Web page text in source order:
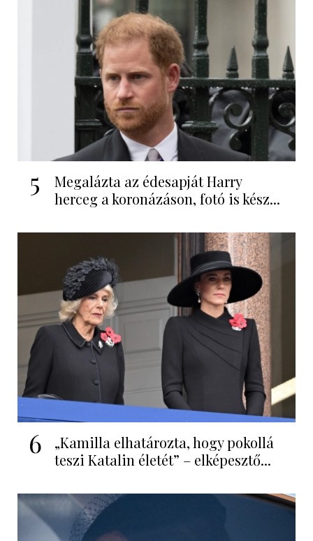
5
Megalázta az édesapját Harry
herceg a koronázáson, fotó is kész...
6
„Kamilla elhatározta, hogy pokollá
teszi Katalin életét” – elképesztő...